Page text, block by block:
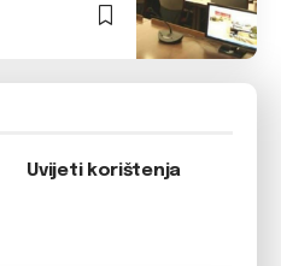
Uvijeti korištenja